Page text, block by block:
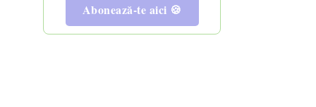
de peşte
Abonează-te aici 🍪